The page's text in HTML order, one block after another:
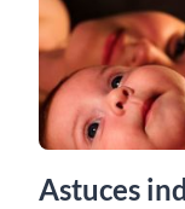
Astuces